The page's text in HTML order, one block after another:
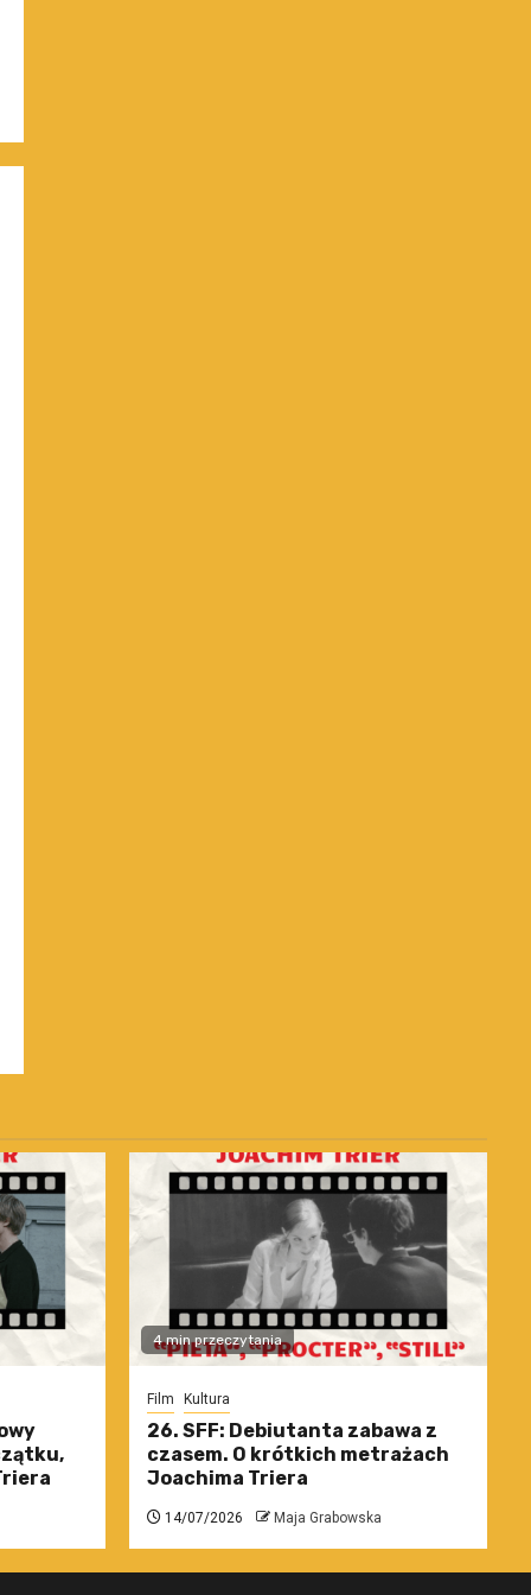
4 min przeczytania
Film Kultura
26. SFF: Debiutanta zabawa z
czasem. O krótkich metrażach
Joachima Triera
14/07/2026 Maja Grabowska